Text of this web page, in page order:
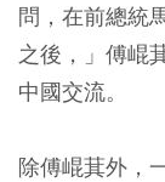
問，在前總統
之後，」傅崐
中國交流。
除傅崐萁外，